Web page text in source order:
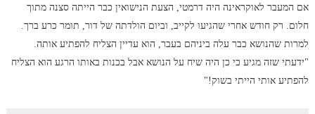
אם המעבר לאוקראינה היה דרמטי, הצעת הנישואין כבר הייתה סצנה מתוך
חלום. רק חודש אחרי שהגיעו לקייב, וביום הולדתה של דור, תומר כרע ברך.
למרות שהנושא כבר עלה ביניהם בעבר, הוא עדיין הצליח להפתיע אותה.
"ידעתי שזה מגיע כי כן היה שיח על הנושא אבל בכנות באותו הרגע הוא הצליח
להפתיע אותי הייתי בשוק!"